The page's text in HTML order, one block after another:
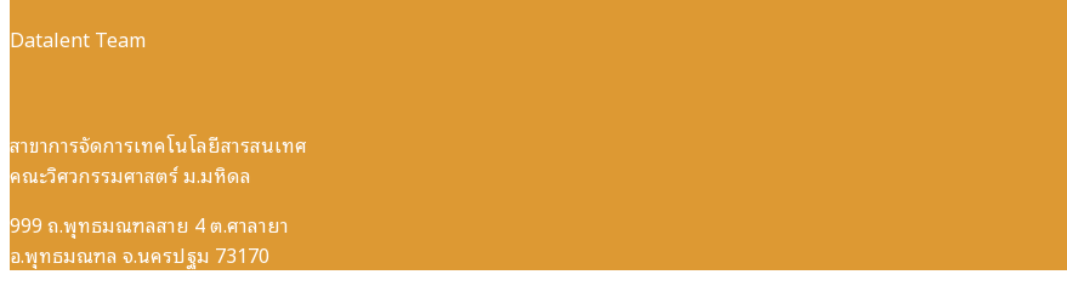
Datalent Team
สาขาการจัดการเทคโนโลยีสารสนเทศ
คณะวิศวกรรมศาสตร์ ม.มหิดล
999 ถ.พุทธมณฑลสาย 4 ต.ศาลายา
อ.พุทธมณฑล จ.นครปฐม 73170